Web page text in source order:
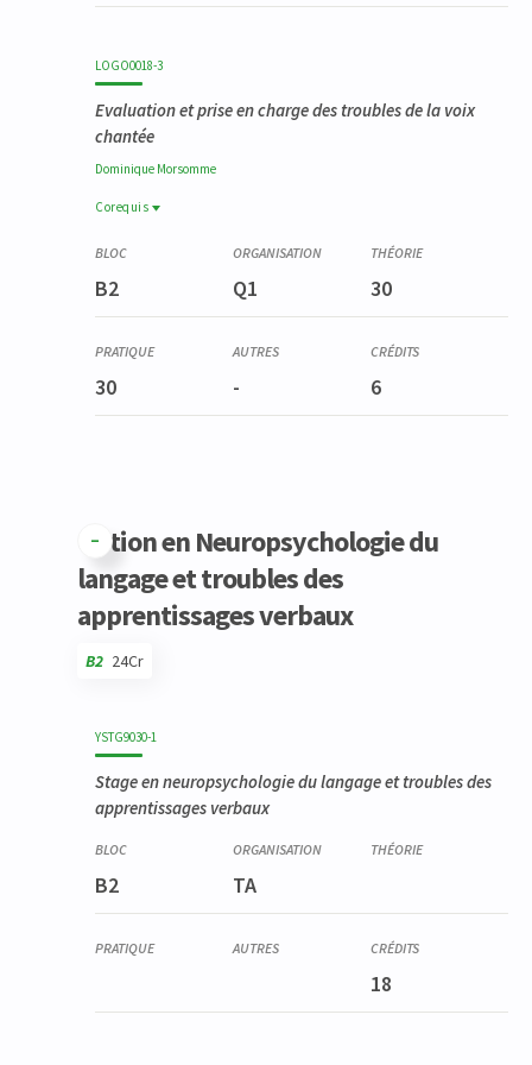
LOGO0018-3
Evaluation et prise en charge des troubles de la voix
chantée
Dominique Morsomme
Corequis
Stage en voix et en déglutition
LOGO0019-1
Evaluation et prise en charge des troubles de la voix
B2 Q1 30
30 - 6
Option en Neuropsychologie du
langage et troubles des
apprentissages verbaux
B2 24Cr
YSTG9030-1
Stage en neuropsychologie du langage et troubles des
apprentissages verbaux
B2 TA
18